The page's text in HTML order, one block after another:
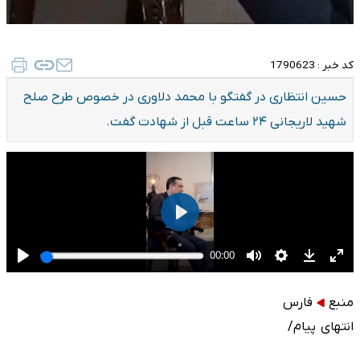
کد خبر : 1790623
حسین انتظاری در گفتگو با محمد دلاوری در خصوص طرح صلح
شهید لاریجانی ۲۴ ساعت قبل از شهادت گفت.
منبع
فارس
انتهای پیام/